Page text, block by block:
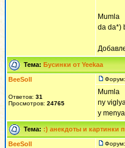
Mumla
da da*)
Тема: Бусинки от Yeekaa
BeeSoll
Ответов: 31
Просмотров: 24765
Форум:
Mumla
ny
y
Тема: :) анекдоты и картинки
BeeSoll Форум: